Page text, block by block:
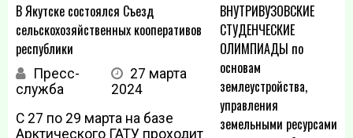
В Якутске состоялся Съезд
сельскохозяйственных кооперативов
республики
Пресс-
служба
27 марта
2024
С 27 по 29 марта на базе
Арктического ГАТУ проходит
ВНУТРИВУЗОВСКИЕ
СТУДЕНЧЕСКИЕ
ОЛИМПИАДЫ по
основам
землеустройства,
управления
земельными ресурсами